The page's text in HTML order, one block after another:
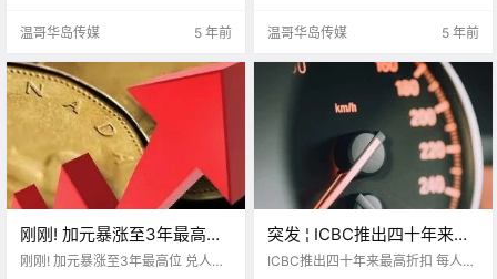
温哥华岛传媒 5 年前 温哥华岛传媒 5 年前
刚刚! 加元暴涨至3年最高位
兑人民币这个数! 美联储宣布
刚刚! 加元暴涨至3年最高位 兑人民
突发 ¦ ICBC推出四十年来最
高折扣 每人省$400！微软
ICBC推出四十年来最高折扣 每人省